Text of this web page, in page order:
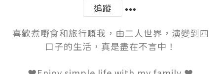
追蹤
喜歡煮嘢食和旅行嘅我，由二人世界，演變到四
口子的生活，真是盡在不言中！